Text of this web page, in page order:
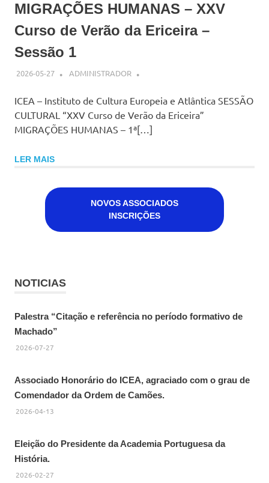
MIGRAÇÕES HUMANAS – XXV
Curso de Verão da Ericeira –
Sessão 1
2026-05-27 ADMINISTRADOR
ICEA – Instituto de Cultura Europeia e Atlântica SESSÃO
CULTURAL “XXV Curso de Verão da Ericeira”
MIGRAÇÕES HUMANAS – 1ª[…]
LER MAIS
NOVOS ASSOCIADOS
INSCRIÇÕES
NOTICIAS
Palestra “Citação e referência no período formativo de
Machado”
2026-07-27
Associado Honorário do ICEA, agraciado com o grau de
Comendador da Ordem de Camões.
2026-04-13
Eleição do Presidente da Academia Portuguesa da
História.
2026-02-27